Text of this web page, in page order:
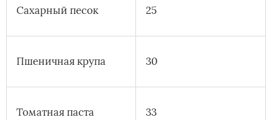
Сахарный песок 25
Пшеничная крупа 30
Томатная паста 33